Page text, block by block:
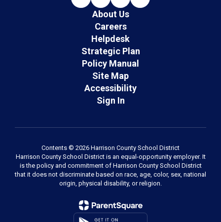
About Us
Careers
Helpdesk
Strategic Plan
Policy Manual
Site Map
Accessibility
Sign In
Contents © 2026 Harrison County School District
Harrison County School District is an equal-opportunity employer. It
is the policy and commitment of Harrison County School District
that it does not discriminate based on race, age, color, sex, national
origin, physical disability, or religion.